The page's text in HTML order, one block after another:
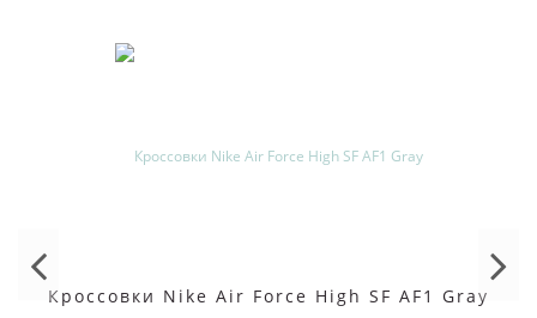
Кроссовки Nike Air Force High SF AF1 Gray